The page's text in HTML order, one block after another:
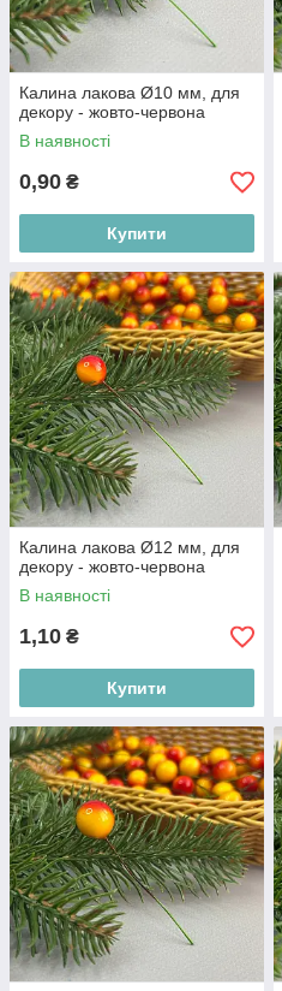
Калина лакова Ø10 мм, для
декору - жовто-червона
В наявності
0,90 ₴
Купити
Калина лакова Ø12 мм, для
декору - жовто-червона
В наявності
1,10 ₴
Купити